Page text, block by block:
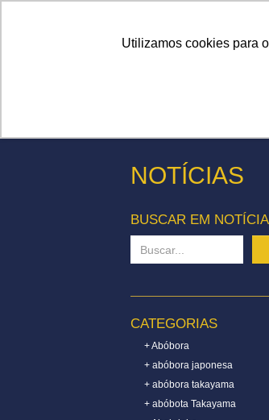
Utilizamos cookies para
NOTÍCIAS
BUSCAR EM
CATEGORIAS
+ Abóbora
+ abóbora japonesa
+ abóbora takayama
+ abóbota Takayama